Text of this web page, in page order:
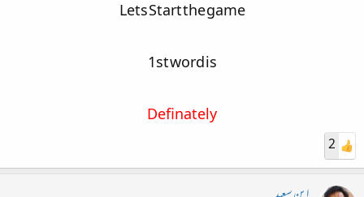
Lets Start the game
1st word is
Definately
2